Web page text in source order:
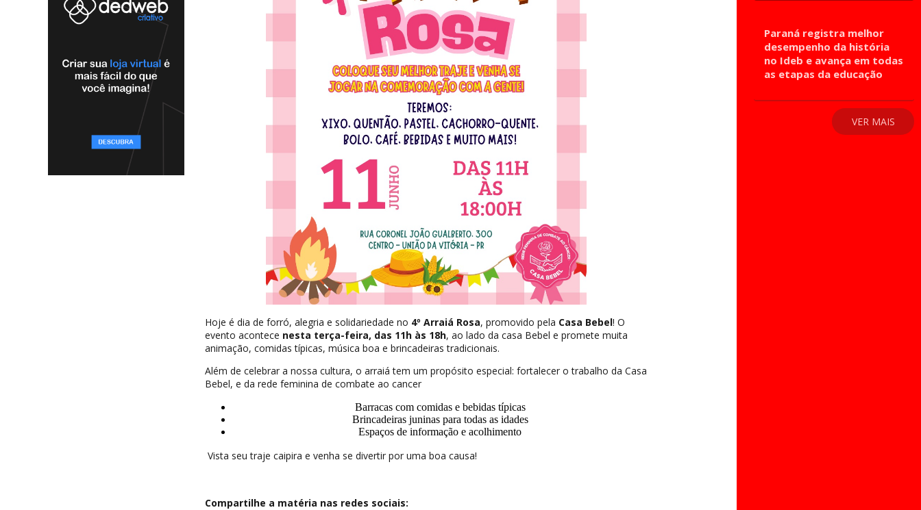
Hoje é dia de forró, alegria e solidariedade no 4º Arraiá Rosa, promovido pela Casa Bebel! O
evento acontece nesta terça-feira, das 11h às 18h, ao lado da casa Bebel e promete muita
animação, comidas típicas, música boa e brincadeiras tradicionais.
Além de celebrar a nossa cultura, o arraiá tem um propósito especial: fortalecer o trabalho da Casa
Bebel, e da rede feminina de combate ao cancer
Barracas com comidas e bebidas típicas
Brincadeiras juninas para todas as idades
Espaços de informação e acolhimento
Vista seu traje caipira e venha se divertir por uma boa causa!
Compartilhe a matéria nas redes sociais:
Paraná registra melhor
desempenho da história
no Ideb e avança em todas
as etapas da educação
VER MAIS